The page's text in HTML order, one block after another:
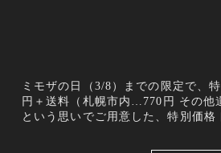
ミモザの日（3/8）までの限定で、
円＋送料（札幌市内…770円 その他
という思いでご用意した、特別価